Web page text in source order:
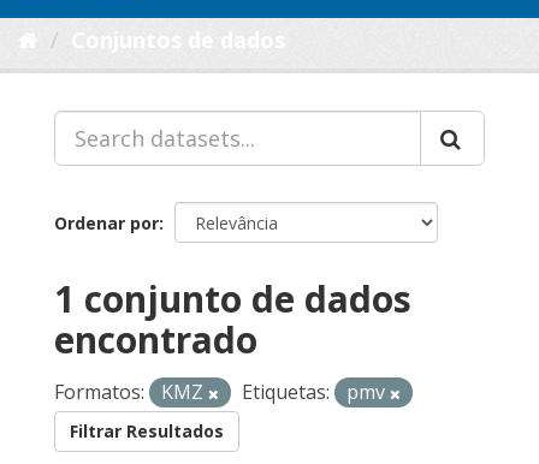
Ordenar por
1 conjunto de dados
encontrado
Formatos: KMZ Etiquetas: pmv
Filtrar Resultados